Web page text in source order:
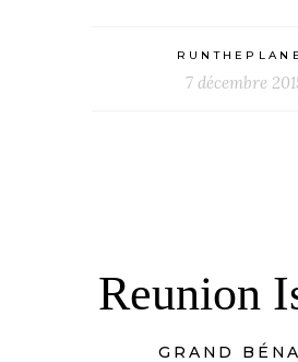
7 décembre
Reunion
GRAND